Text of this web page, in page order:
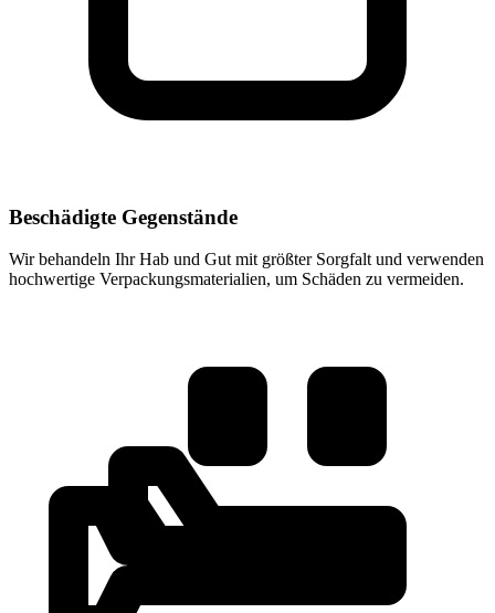
Beschädigte Gegenstände
Wir behandeln Ihr Hab und Gut mit größter Sorgfalt und verwenden
hochwertige Verpackungsmaterialien, um Schäden zu vermeiden.